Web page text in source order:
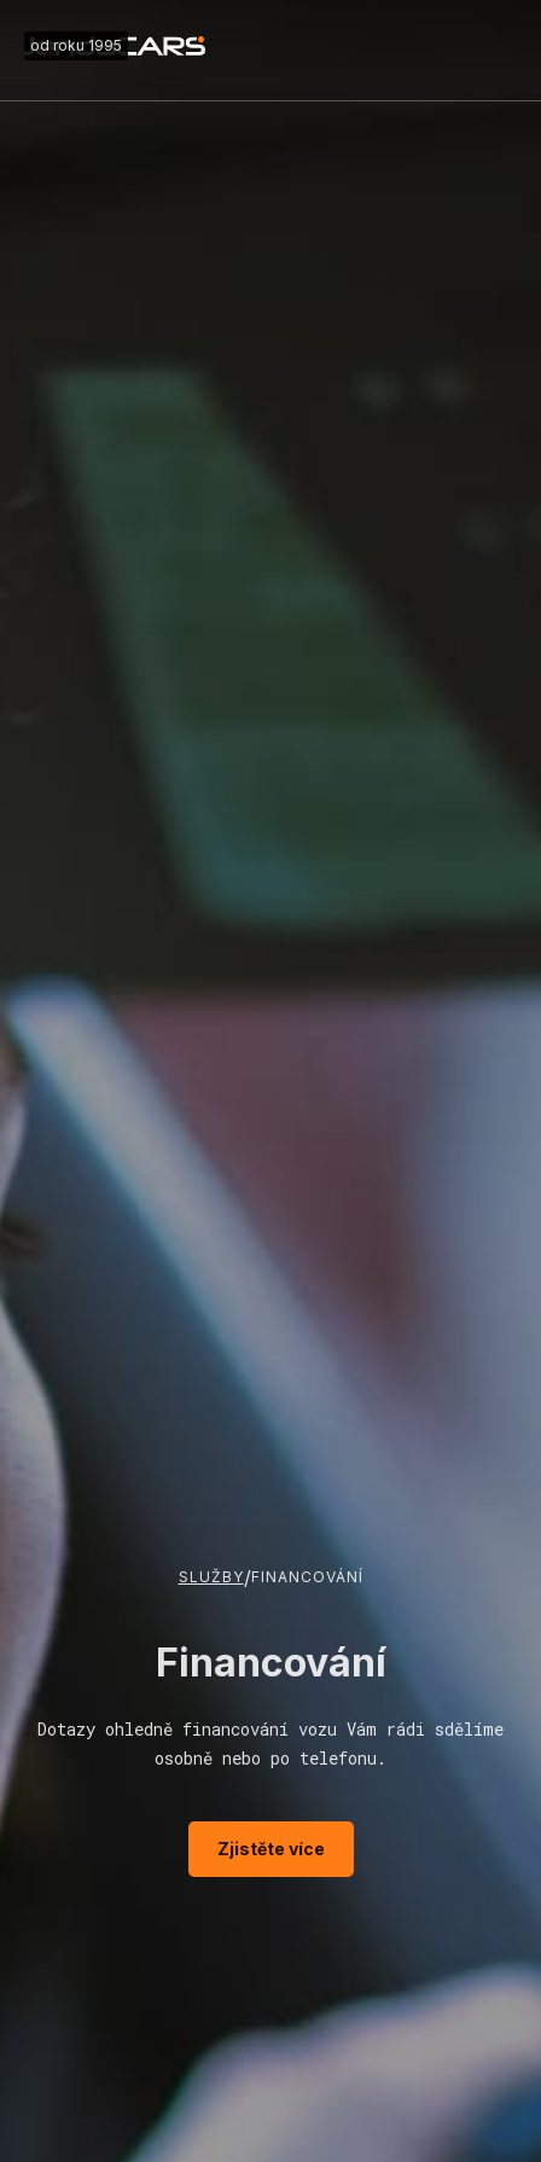
od roku 1995
SLUŽBY/FINANCOVÁNÍ
Financování
Dotazy ohledně financování vozu Vám rádi sdělíme
osobně nebo po telefonu.
Zjistěte více